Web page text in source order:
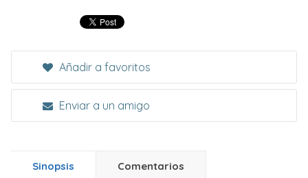
Añadir a favoritos
Enviar a un amigo
Sinopsis Comentarios